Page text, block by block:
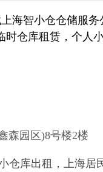
海智小仓仓储服务
时仓库租赁 ， 个人
森园区)8号楼2楼
仓库出租，上海居